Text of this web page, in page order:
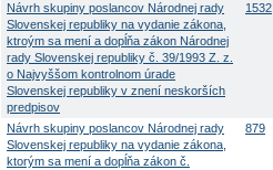
Návrh skupiny poslancov Národnej rady
Slovenskej republiky na vydanie zákona,
ktroým sa mení a dopĺňa zákon Národnej
rady Slovenskej republiky č. 39/1993 Z. z.
o Najvyššom kontrolnom úrade
Slovenskej republiky v znení neskorších
predpisov
1532
Návrh skupiny poslancov Národnej rady
Slovenskej republiky na vydanie zákona,
ktorým sa mení a dopĺňa zákon č.
879